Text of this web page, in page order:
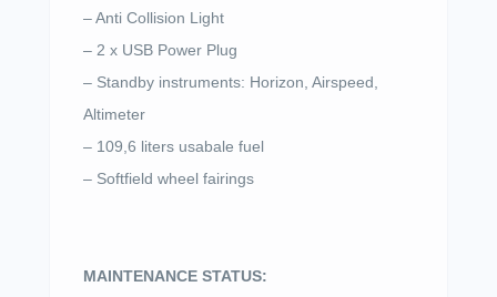
– Anti Collision Light
– 2 x USB Power Plug
– Standby instruments: Horizon, Airspeed,
Altimeter
– 109,6 liters usabale fuel
– Softfield wheel fairings
MAINTENANCE STATUS: